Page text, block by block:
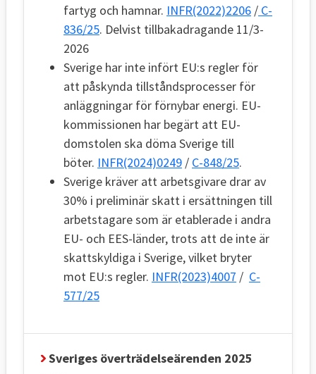
fartyg och hamnar. INFR(2022)2206 / C-
836/25. Delvist tillbakadragande 11/3-
2026
Sverige har inte infört EU:s regler för
att påskynda tillståndsprocesser för
anläggningar för förnybar energi. EU-
kommissionen har begärt att EU-
domstolen ska döma Sverige till
böter. INFR(2024)0249 / C-848/25.
Sverige kräver att arbetsgivare drar av
30% i preliminär skatt i ersättningen till
arbetstagare som är etablerade i andra
EU- och EES-länder, trots att de inte är
skattskyldiga i Sverige, vilket bryter
mot EU:s regler. INFR(2023)4007 / C-
577/25
Sveriges överträdelseärenden 2025